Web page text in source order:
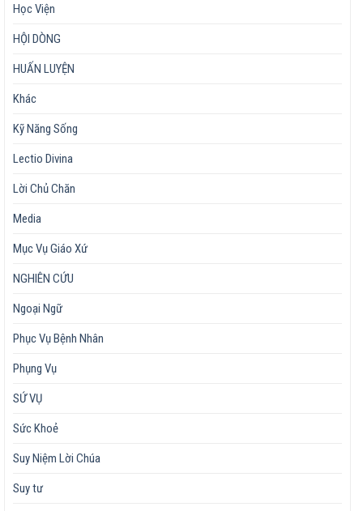
Học Viện
HỘI DÒNG
HUẤN LUYỆN
Khác
Kỹ Năng Sống
Lectio Divina
Lời Chủ Chăn
Media
Mục Vụ Giáo Xứ
NGHIÊN CỨU
Ngoại Ngữ
Phục Vụ Bệnh Nhân
Phụng Vụ
SỨ VỤ
Sức Khoẻ
Suy Niệm Lời Chúa
Suy tư